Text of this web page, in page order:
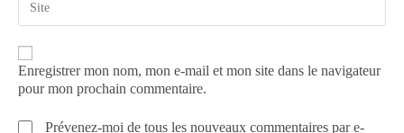
Enregistrer mon nom, mon e-mail et mon site dans le navigateur
pour mon prochain commentaire.
Prévenez-moi de tous les nouveaux commentaires par e-